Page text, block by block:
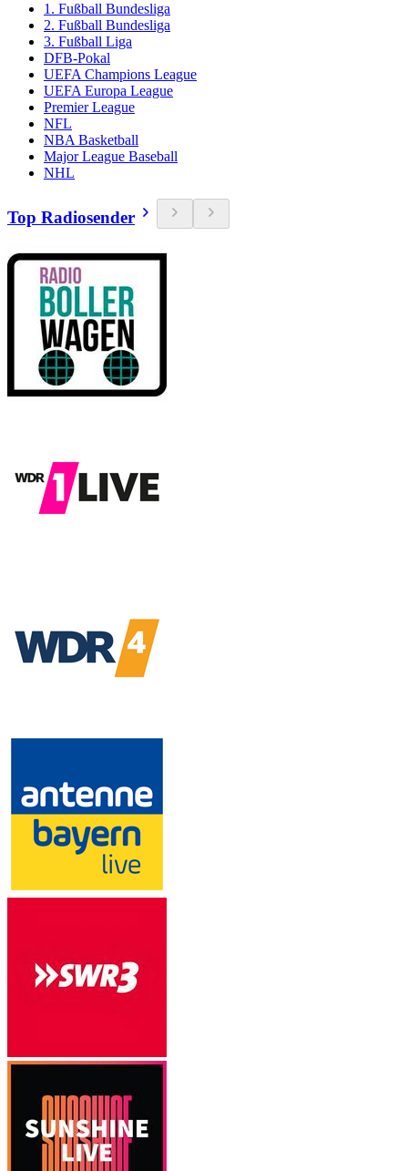
1. Fußball Bundesliga
2. Fußball Bundesliga
3. Fußball Liga
DFB-Pokal
UEFA Champions League
UEFA Europa League
Premier League
NFL
NBA Basketball
Major League Baseball
NHL
Top Radiosender